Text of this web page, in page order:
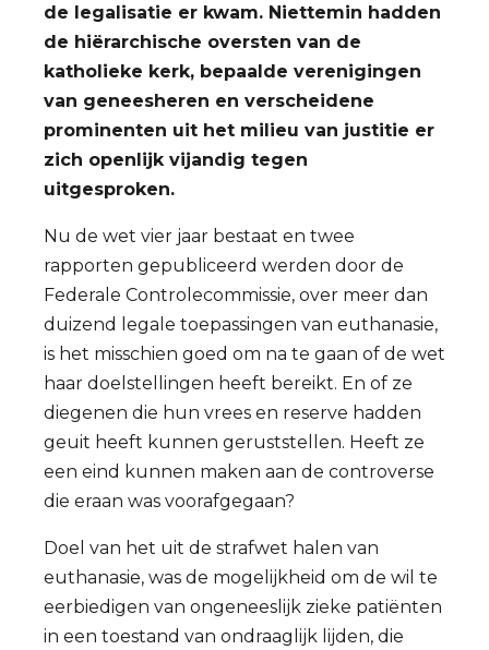
de legalisatie er kwam. Niettemin hadden
de hiërarchische oversten van de
katholieke kerk, bepaalde verenigingen
van geneesheren en verscheidene
prominenten uit het milieu van justitie er
zich openlijk vijandig tegen
uitgesproken.
Nu de wet vier jaar bestaat en twee
rapporten gepubliceerd werden door de
Federale Controlecommissie, over meer dan
duizend legale toepassingen van euthanasie,
is het misschien goed om na te gaan of de wet
haar doelstellingen heeft bereikt. En of ze
diegenen die hun vrees en reserve hadden
geuit heeft kunnen geruststellen. Heeft ze
een eind kunnen maken aan de controverse
die eraan was voorafgegaan?
Doel van het uit de strafwet halen van
euthanasie, was de mogelijkheid om de wil te
eerbiedigen van ongeneeslijk zieke patiënten
in een toestand van ondraaglijk lijden, die